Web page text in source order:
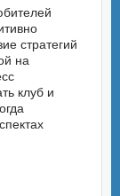
стратегий
на
клуб и